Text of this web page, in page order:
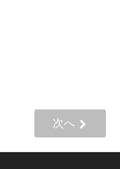
次へ